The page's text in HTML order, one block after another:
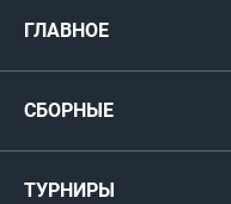
ГЛАВНОЕ
Карта болельщика
СБОРНЫЕ
ТУРНИРЫ